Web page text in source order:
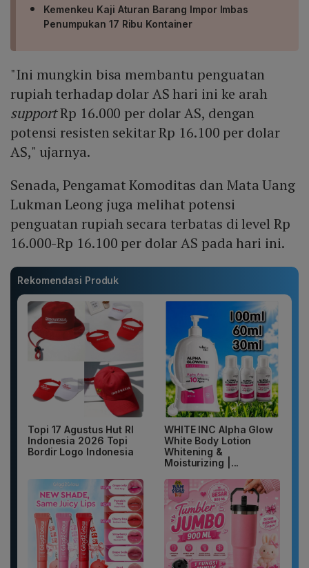
Kemenkeu Kaji Aturan Barang Impor Imbas
Penumpukan 17 Ribu Kontainer
"Ini mungkin bisa membantu penguatan
rupiah terhadap dolar AS hari ini ke arah
supportRp 16.000 per dolar AS, dengan
potensi resisten sekitar Rp 16.100 per dolar
AS," ujarnya.
Senada, Pengamat Komoditas dan Mata Uang
Lukman Leong juga melihat potensi
penguatan rupiah secara terbatas di level Rp
16.000-Rp 16.100 per dolar AS pada hari ini.
Rekomendasi Produk
Topi 17 Agustus Hut RI
Indonesia 2026 Topi
Bordir Logo Indonesia
WHITE INC Alpha Glow
White Body Lotion
Whitening &
Moisturizing |...